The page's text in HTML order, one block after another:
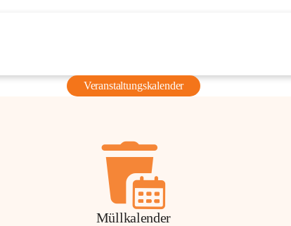
Veranstaltungskalender
Müllkalender